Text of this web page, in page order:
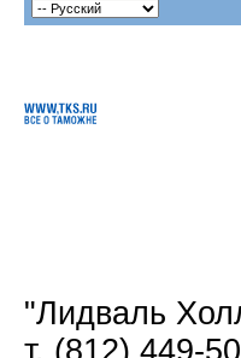
"Лидваль
т. (812) 449-